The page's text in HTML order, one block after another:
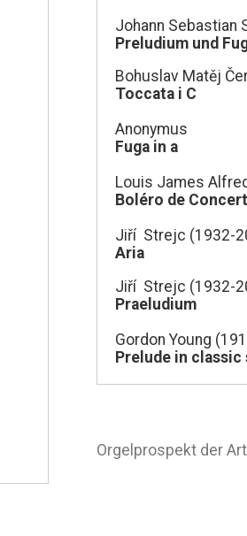
Johann Sebastian
Preludium und
Bohuslav Matěj
Toccata i C
Anonymus
Fuga in a
Louis James
Boléro de
Jiří Strejc (1932-
Aria
Jiří Strejc (1932-
Praeludium
Gordon Young
Prelude in classic
Orgelprospekt der